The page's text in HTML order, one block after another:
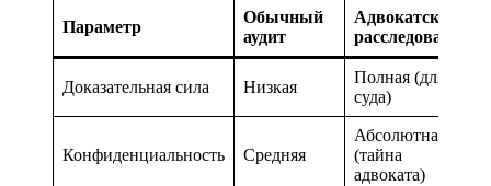
Параметр
Обычный
аудит
Адвокатское
расследование
Доказательная сила Низкая
Полная (для
суда)
Конфиденциальность Средняя
Абсолютная
(тайна
адвоката)